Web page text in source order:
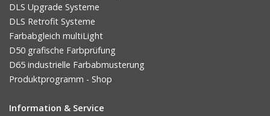
DLS Upgrade Systeme
DLS Retrofit Systeme
Farbabgleich multiLight
D50 grafische Farbprüfung
D65 industrielle Farbabmusterung
Produktprogramm - Shop
Information & Service